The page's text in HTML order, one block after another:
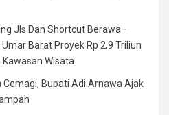
Jls Dan Shortcut Berawa–
Barat Proyek Rp 2,9 Triliun
Wisata
Cemagi, Bupati Adi Arnawa Ajak